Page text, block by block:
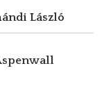
László